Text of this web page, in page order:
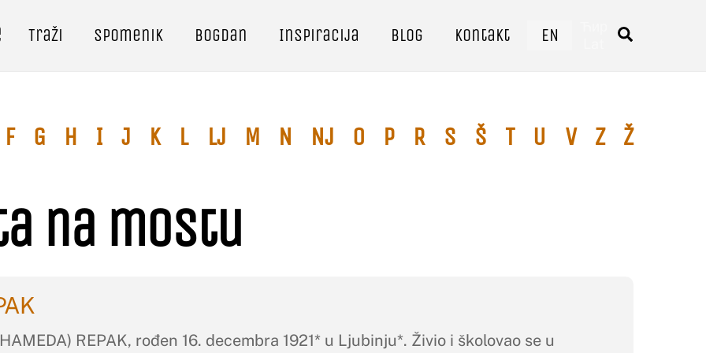
Traži Spomenik Bogdan Inspiracija Blog Kontakt EN
F G H I J K L Lj M N Nj O P R S Š T U V Z Ž
na mostu
REPAK, rođen 16. decembra 1921* u Ljubinju*. Živio i školovao se u